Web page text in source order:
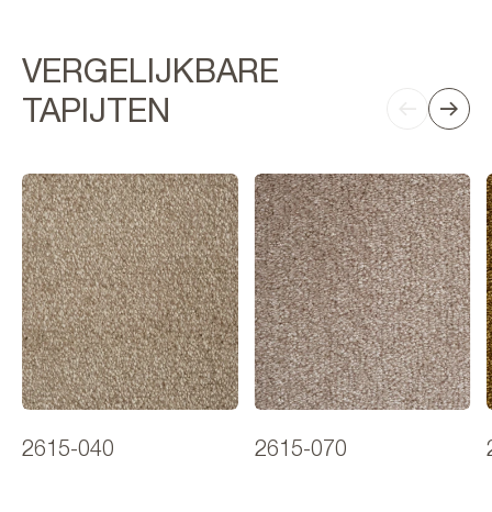
VERGELIJKBARE
TAPIJTEN
2615-040 2615-070